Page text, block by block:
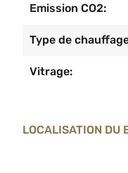
Emission CO2:
Type de
Vitrage:
LOCALISATION DU